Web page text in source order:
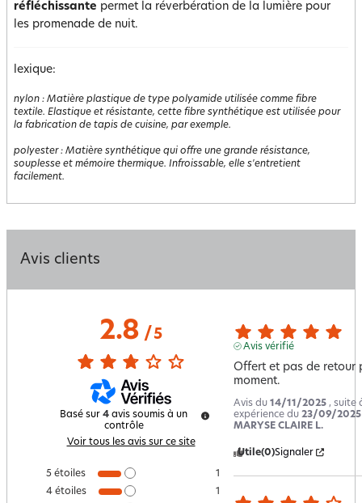
réfléchissante permet la réverbération de la lumière pour
les promenade de nuit.
lexique:
nylon : Matière plastique de type polyamide utilisée comme fibre
textile. Elastique et résistante, cette fibre synthétique est utilisée pour
la fabrication de tapis de cuisine, par exemple.
polyester: Matière synthétique qui offre une grande résistance,
souplesse et mémoire thermique. Infroissable, elle s'entretient
facilement.
Avis clients
2.8/ 5
Basé sur 4 avis soumis à un
contrôle
Voir tous les avis sur ce site
5 étoiles
1
4 étoiles
1
Avis vérifié
Offert et pas de retour
moment.
Avis du 14/11/2025 , suite
expérience du 23/09/2025
MARYSE CLAIRE L.
Utile(0)Signaler